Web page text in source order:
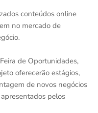
conteúdos online
no mercado de
de Oportunidades,
oferecerão estágios,
de novos negócios
pelos